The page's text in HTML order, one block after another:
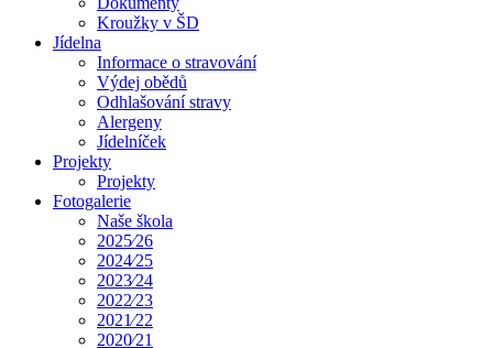
Kroužky v ŠD
Jídelna
Informace o stravování
Výdej obědů
Odhlašování stravy
Alergeny
Jídelníček
Projekty
Projekty
Fotogalerie
Naše škola
2025⁄26
2024⁄25
2023⁄24
2022⁄23
2021⁄22
2020⁄21